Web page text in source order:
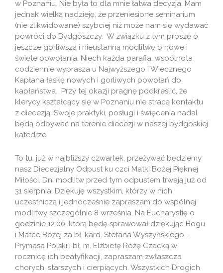
w Poznaniu. Nie była to dla mnie łatwa decyzja. Mam
jednak wielką nadzieję, że przeniesione seminarium
(nie zlikwidowane) szybciej niż może nam się wydawać
powróci do Bydgoszczy. W związku z tym proszę o
jeszcze gorliwszą i nieustanną modlitwę o nowe i
święte powołania. Niech każda parafia, wspólnota
codziennie wyprasza u Najwyższego i Wiecznego
Kapłana łaskę nowych i gorliwych powołań do
kapłaństwa. Przy tej okazji pragnę podkreślić, że
klerycy kształcący się w Poznaniu nie stracą kontaktu
z diecezją. Swoje praktyki, posługi i święcenia nadal
będą odbywać na terenie diecezji w naszej bydgoskiej
katedrze.
To tu, już w najbliższy czwartek, przeżywać będziemy
nasz Diecezjalny Odpust ku czci Matki Bożej Pięknej
Miłości. Dni modlitw przed tym odpustem trwają już od
31 sierpnia. Dziękuję wszystkim, którzy w nich
uczestniczą i jednocześnie zapraszam do wspólnej
modlitwy szczególnie 8 września. Na Eucharystię o
godzinie 12.00, którą będę sprawował dziękując Bogu
i Matce Bożej za bł. kard. Stefana Wyszyńskiego –
Prymasa Polski i bł. m. Elżbietę Różę Czacką w
rocznicę ich beatyfikacji, zapraszam zwłaszcza
chorych, starszych i cierpiących. Wszystkich Drogich